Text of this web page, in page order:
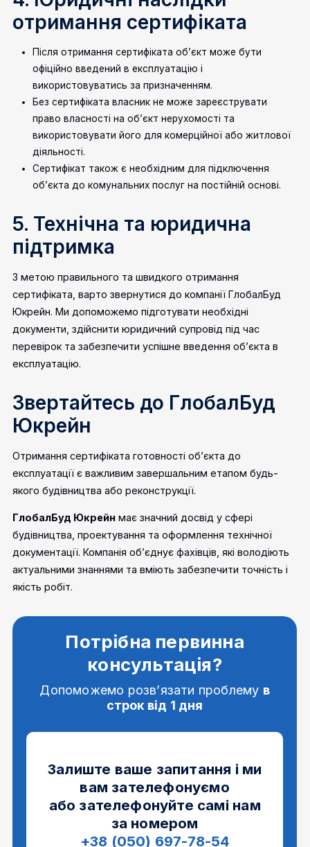
отримання сертифіката
Після отримання сертифіката об’єкт може бути
офіційно введений в експлуатацію і
використовуватись за призначенням.
Без сертифіката власник не може зареєструвати
право власності на об’єкт нерухомості та
використовувати його для комерційної або житлової
діяльності.
Сертифікат також є необхідним для підключення
об’єкта до комунальних послуг на постійній основі.
5. Технічна та юридична
підтримка
З метою правильного та швидкого отримання
сертифіката, варто звернутися до компанії ГлобалБуд
Юкрейн. Ми допоможемо підготувати необхідні
документи, здійснити юридичний супровід під час
перевірок та забезпечити успішне введення об’єкта в
експлуатацію.
Звертайтесь до ГлобалБуд
Юкрейн
Отримання сертифіката готовності об’єкта до
експлуатації є важливим завершальним етапом будь-
якого будівництва або реконструкції.
ГлобалБуд Юкрейн має значний досвід у сфері
будівництва, проектування та оформлення технічної
документації. Компанія об’єднує фахівців, які володіють
актуальними знаннями та вміють забезпечити точність і
якість робіт.
Потрібна первинна
консультація?
Допоможемо розв’язати проблему в
строк від 1 дня
Залиште ваше запитання і ми
вам зателефонуємо
або зателефонуйте самі нам
за номером
+38 (050) 697-78-54